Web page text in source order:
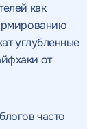
как
углубленные
от
часто